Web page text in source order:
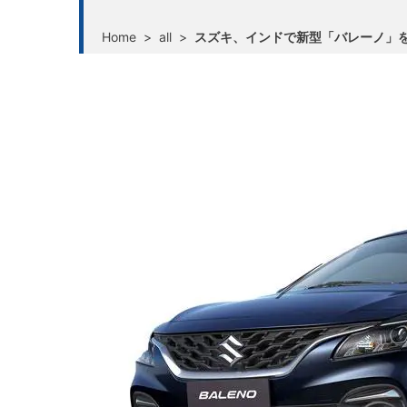
Home > all > スズキ、インドで新型「バレーノ」